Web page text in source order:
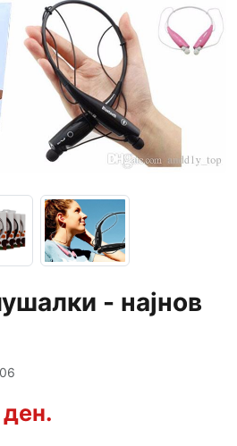
- најнов